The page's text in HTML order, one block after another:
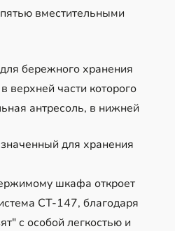
вместительными
бережного хранения
верхней части которого
антресоль, в нижней
для хранения
шкафа откроет
СТ-147, благодаря
с особой легкостью и